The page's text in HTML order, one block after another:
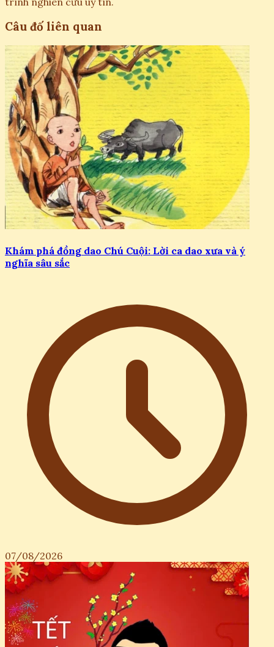
Câu đố liên quan
Khám phá đồng dao Chú Cuội: Lời ca dao xưa và ý
nghĩa sâu sắc
07/08/2026